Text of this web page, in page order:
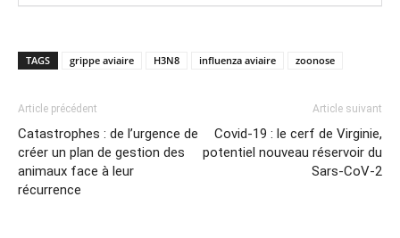
TAGS grippe aviaire H3N8 influenza aviaire zoonose
Article précédent
Catastrophes : de l’urgence de
créer un plan de gestion des
animaux face à leur
récurrence
Article suivant
Covid-19 : le cerf de Virginie,
potentiel nouveau réservoir du
Sars-CoV-2